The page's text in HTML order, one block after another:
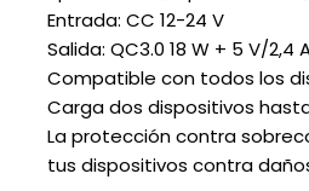
Entrada: CC 12-24 V
Salida: QC3.0 18 W + 5 V/2,4
Compatible con todos los
Carga dos dispositivos
La protección contra
tus dispositivos contra